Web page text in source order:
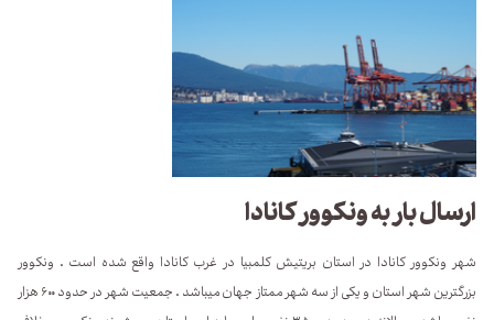
ارسال بار به ونکوور کانادا
شهر ونکوور کانادا در استان بریتیش کلمبیا در غرب کانادا واقع شده است . ونکوور
بزرگترین شهر استان و یکی از سه شهر ممتاز جهان میباشد . جمعیت شهر در حدود ۶۰۰ هزار